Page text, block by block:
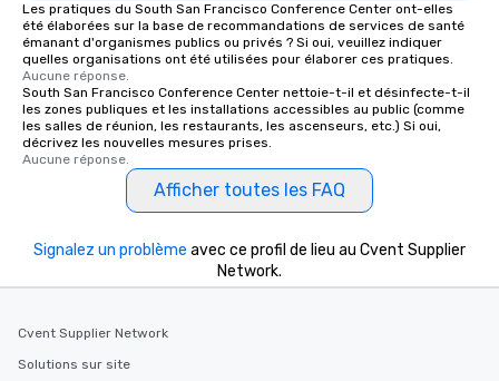
Les pratiques du South San Francisco Conference Center ont-elles
été élaborées sur la base de recommandations de services de santé
émanant d'organismes publics ou privés ? Si oui, veuillez indiquer
quelles organisations ont été utilisées pour élaborer ces pratiques.
Aucune réponse.
South San Francisco Conference Center nettoie-t-il et désinfecte-t-il
les zones publiques et les installations accessibles au public (comme
les salles de réunion, les restaurants, les ascenseurs, etc.) Si oui,
décrivez les nouvelles mesures prises.
Aucune réponse.
Afficher toutes les FAQ
Signalez un problème avec ce profil de lieu au Cvent Supplier
Network.
Cvent Supplier Network
Solutions sur site